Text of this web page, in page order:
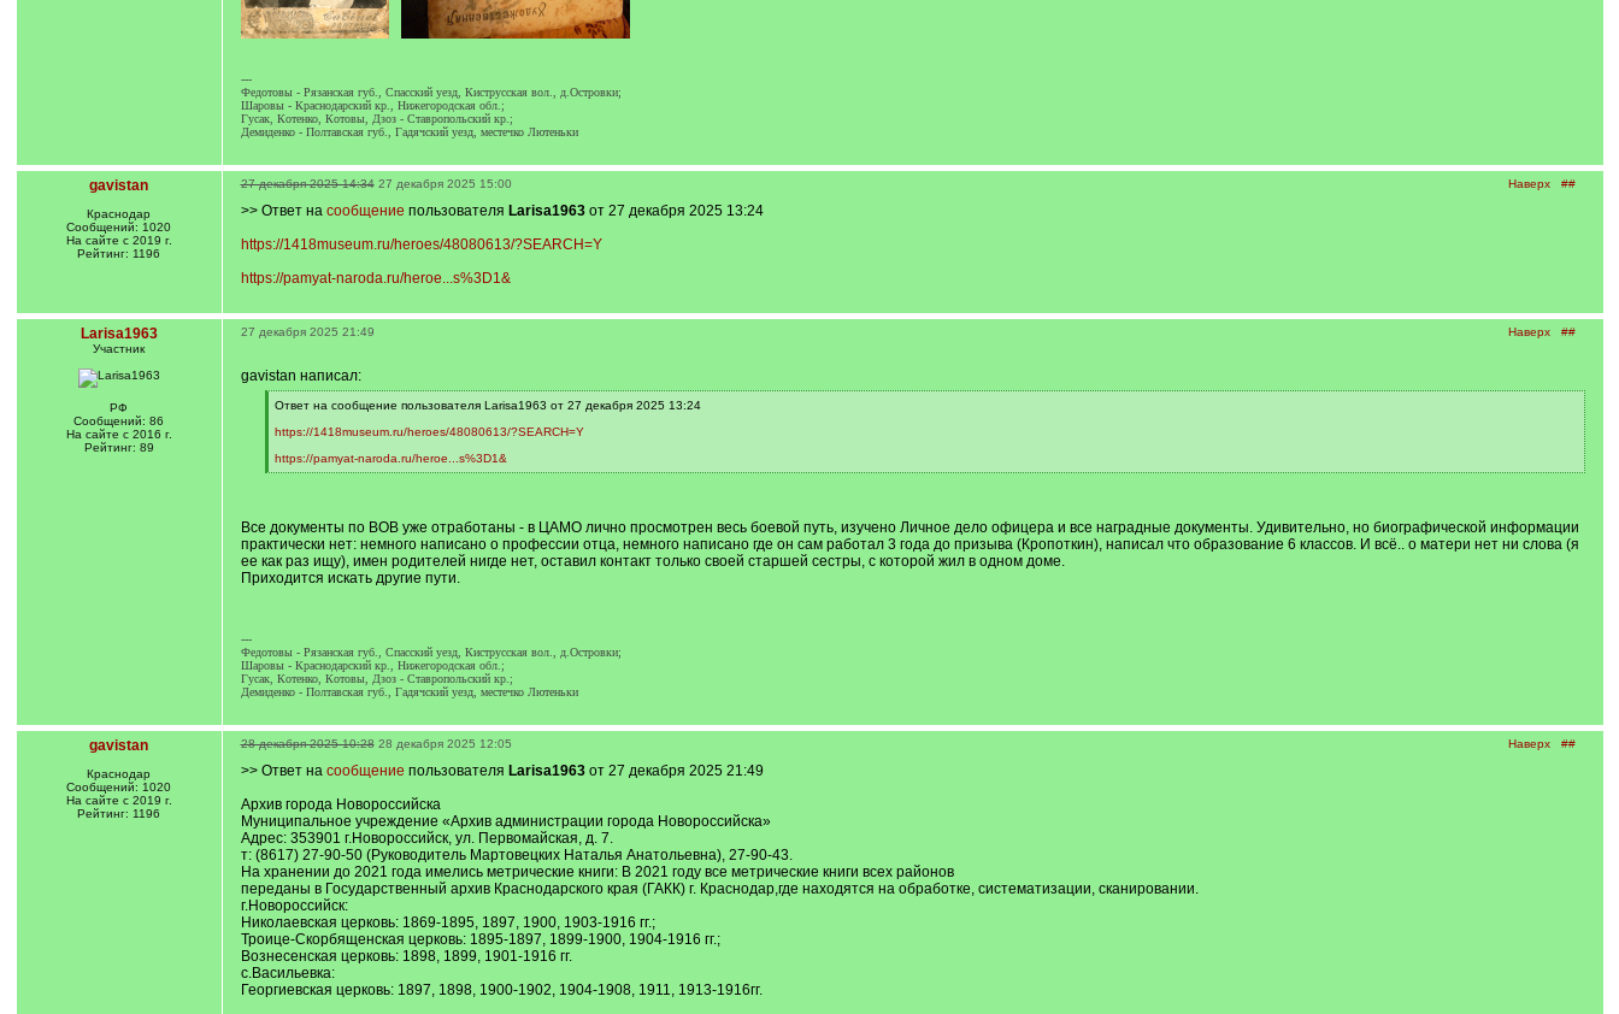
---
Федотовы - Рязанская губ., Спасский уезд, Киструсская вол., д.Островки;
Шаровы - Краснодарский кр., Нижегородская обл.;
Гусак, Котенко, Котовы, Дзоз - Ставропольский кр.;
Демиденко - Полтавская губ., Гадячский уезд, местечко Лютеньки
gavistan
Краснодар
Сообщений: 1020
На сайте с 2019 г.
Рейтинг: 1196
Наверх ##
27 декабря 2025 14:34 27 декабря 2025 15:00
>> Ответ на сообщение пользователя Larisa1963от 27 декабря 2025 13:24
https://1418museum.ru/heroes/48080613/?SEARCH=Y
https://pamyat-naroda.ru/heroe...s%3D1&
Larisa1963
Участник
РФ
Сообщений: 86
На сайте с 2016 г.
Рейтинг: 89
Наверх ##
27 декабря 2025 21:49
gavistan написал:
[
]
Ответ на сообщение пользователя Larisa1963 от 27 декабря 2025 13:24
https://1418museum.ru/heroes/48080613/?SEARCH=Y
https://pamyat-naroda.ru/heroe...s%3D1&
[
Все документы по ВОВ уже отработаны - в ЦАМО лично просмотрен весь боевой путь, изучено Личное дело офицера и все наградные документы. Удивительно, но биографической информации
практически нет: немного написано о профессии отца, немного написано где он сам работал 3 года до призыва (Кропоткин), написал что образование 6 классов. И всё.. о матери нет ни слова (я
ее как раз ищу), имен родителей нигде нет, оставил контакт только своей старшей сестры, с которой жил в одном доме.
Приходится искать другие пути.
---
Федотовы - Рязанская губ., Спасский уезд, Киструсская вол., д.Островки;
Шаровы - Краснодарский кр., Нижегородская обл.;
Гусак, Котенко, Котовы, Дзоз - Ставропольский кр.;
Демиденко - Полтавская губ., Гадячский уезд, местечко Лютеньки
gavistan
Краснодар
Сообщений: 1020
На сайте с 2019 г.
Рейтинг: 1196
Наверх ##
28 декабря 2025 10:28 28 декабря 2025 12:05
>> Ответ на сообщение пользователя Larisa1963от 27 декабря 2025 21:49
Архив города Новороссийска
Муниципальное учреждение «Архив администрации города Новороссийска»
Адрес: 353901 г.Новороссийск, ул. Первомайская, д. 7.
т: (8617) 27-90-50 (Руководитель Мартовецких Наталья Анатольевна), 27-90-43.
На хранении до 2021 года имелись метрические книги: В 2021 году все метрические книги всех районов
переданы в Государственный архив Краснодарского края (ГАКК) г. Краснодар,где находятся на обработке, систематизации, сканировании.
г.Новороссийск:
Николаевская церковь: 1869-1895, 1897, 1900, 1903-1916 гг.;
Троице-Скорбященская церковь: 1895-1897, 1899-1900, 1904-1916 гг.;
Вознесенская церковь: 1898, 1899, 1901-1916 гг.
с.Васильевка:
Георгиевская церковь: 1897, 1898, 1900-1902, 1904-1908, 1911, 1913-1916гг.